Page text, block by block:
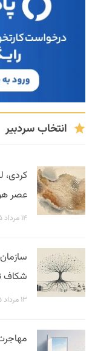
انتخاب سردبیر
کردی،
عصر
۱۴ مرداد ۱۴۰۵
شکاف
۱۳ مرداد ۱۴۰۵